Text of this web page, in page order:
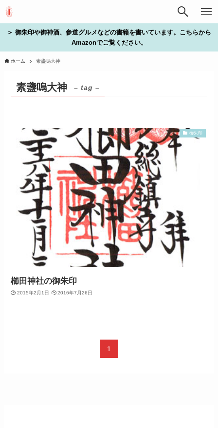
＞ 御朱印や御神酒、参道グルメなどの書籍を書いています。こちらから
Amazonでご覧ください。
ホーム 素盞嗚大神
素盞嗚大神 – tag –
御朱印
櫛田神社の御朱印
2015年2月1日 2016年7月26日
1